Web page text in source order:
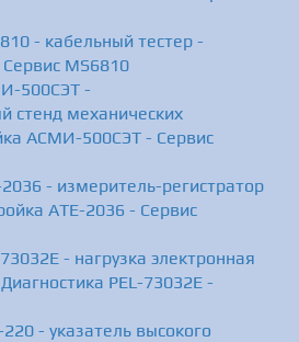
- кабельный тестер -
MS6810
500СЭТ -
стенд механических
АСМИ-500СЭТ - Сервис
- измеритель-регистратор
АТЕ-2036 - Сервис
- нагрузка электронная
PEL-73032E -
- указатель высокого